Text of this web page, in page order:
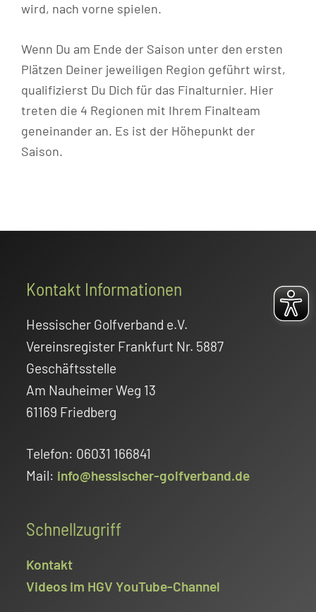
wird, nach vorne spielen.
Wenn Du am Ende der Saison unter den ersten
Plätzen Deiner jeweiligen Region geführt wirst,
qualifizierst Du Dich für das Finalturnier. Hier
treten die 4 Regionen mit Ihrem Finalteam
geneinander an. Es ist der Höhepunkt der
Saison.
FooterKontakt Informationen
Hessischer Golfverband e.V.
Vereinsregister Frankfurt Nr. 5887
Geschäftsstelle
Am Nauheimer Weg 13
61169 Friedberg
Telefon: 06031 166841
Mail: info@hessischer-golfverband.de
Schnellzugriff
Kontakt
Videos im HGV YouTube-Channel